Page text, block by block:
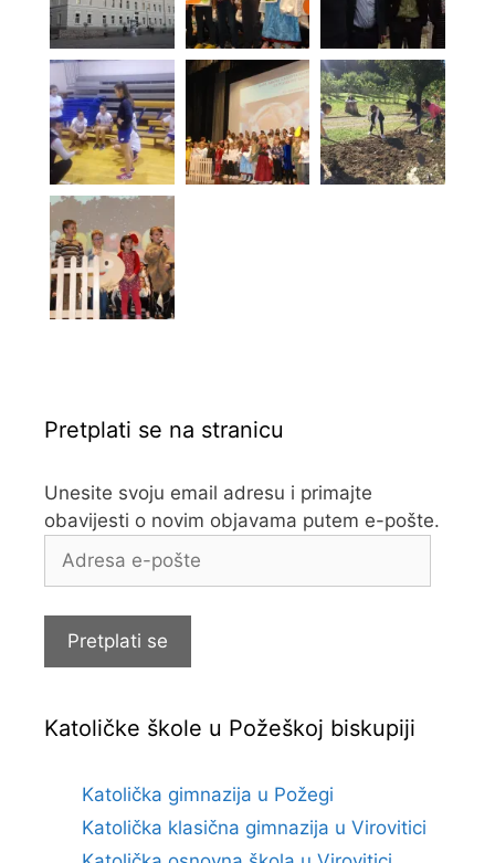
Pretplati se na stranicu
Unesite svoju email adresu i primajte
obavijesti o novim objavama putem e-pošte.
Adresa
Pretplati se
Katoličke škole u Požeškoj biskupiji
Katolička gimnazija u Požegi
Katolička klasična gimnazija u Virovitici